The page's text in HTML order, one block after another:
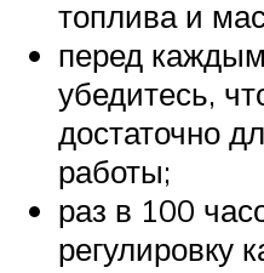
топлива и
перед
убедитесь,
достаточно
работы;
раз в 100
регулировку